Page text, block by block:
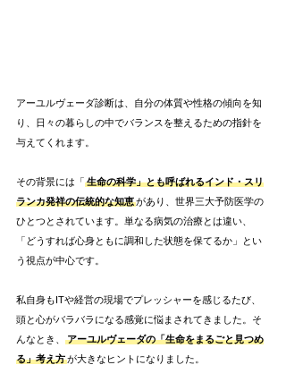
アーユルヴェーダ診断は、自分の体質や性格の傾向を知
り、日々の暮らしの中でバランスを整えるための指針を
与えてくれます。
その背景には「 生命の科学」とも呼ばれるインド・スリ
ランカ発祥の伝統的な知恵があり、世界三大予防医学の
ひとつとされています。単なる病気の治療とは違い、
「どうすれば心身ともに調和した状態を保てるか」とい
う視点が中心です。
私自身もITや経営の現場でプレッシャーを感じるたび、
頭と心がバラバラになる感覚に悩まされてきました。そ
んなとき、
アーユルヴェーダの「生命をまるごと見つめ
る」考え方が大きなヒントになりました。